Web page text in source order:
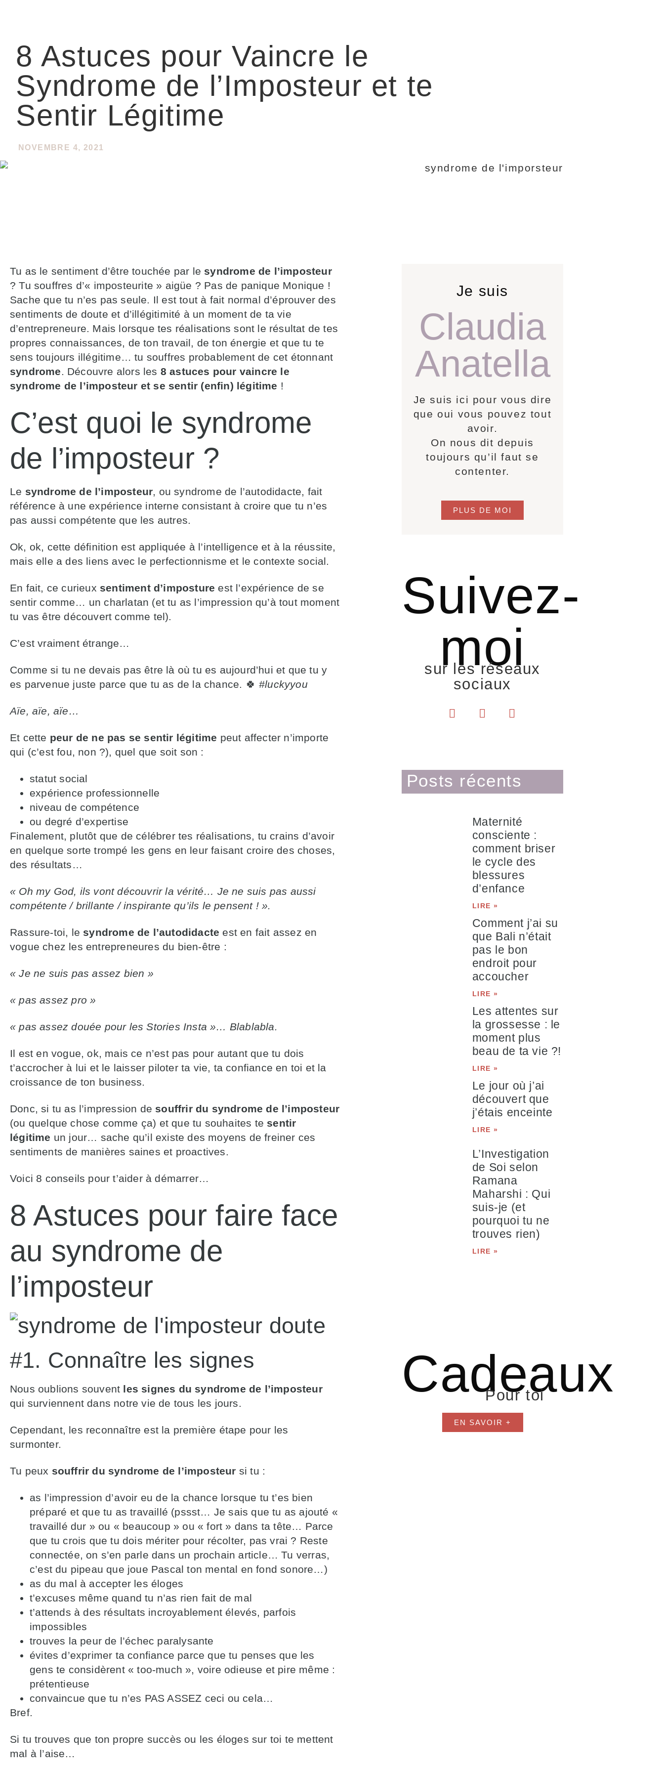
8 Astuces pour Vaincre le
Syndrome de l’Imposteur et te
Sentir Légitime
NOVEMBRE 4, 2021
Tu as le sentiment d’être touchée par le syndrome de l’imposteur
? Tu souffres d’« imposteurite » aigüe ? Pas de panique Monique !
Sache que tu n’es pas seule. Il est tout à fait normal d’éprouver des
sentiments de doute et d’illégitimité à un moment de ta vie
d’entrepreneure. Mais lorsque tes réalisations sont le résultat de tes
propres connaissances, de ton travail, de ton énergie et que tu te
sens toujours illégitime… tu souffres probablement de cet étonnant
syndrome. Découvre alors les 8 astuces pour vaincre le
syndrome de l’imposteur et se sentir (enfin) légitime !
C’est quoi le syndrome
de l’imposteur ?
Le syndrome de l’imposteur, ou syndrome de l’autodidacte, fait
référence à une expérience interne consistant à croire que tu n’es
pas aussi compétente que les autres.
Ok, ok, cette définition est appliquée à l’intelligence et à la réussite,
mais elle a des liens avec le perfectionnisme et le contexte social.
En fait, ce curieux sentiment d’imposture est l’expérience de se
sentir comme… un charlatan (et tu as l’impression qu’à tout moment
tu vas être découvert comme tel).
C’est vraiment étrange…
Comme si tu ne devais pas être là où tu es aujourd’hui et que tu y
es parvenue juste parce que tu as de la chance. 🍀#luckyyou
Aïe, aïe, aïe…
Et cette peur de ne pas se sentir légitime peut affecter n’importe
qui (c’est fou, non ?), quel que soit son :
statut social
expérience professionnelle
niveau de compétence
ou degré d’expertise
Finalement, plutôt que de célébrer tes réalisations, tu crains d’avoir
en quelque sorte trompé les gens en leur faisant croire des choses,
des résultats…
« Oh my God, ils vont découvrir la vérité… Je ne suis pas aussi
compétente / brillante / inspirante qu’ils le pensent ! ».
Rassure-toi, le syndrome de l’autodidacte est en fait assez en
vogue chez les entrepreneures du bien-être :
«Je ne suis pas assez bien »
«pas assez pro »
«pas assez douée pour les Stories Insta »… Blablabla.
Il est en vogue, ok, mais ce n’est pas pour autant que tu dois
t’accrocher à lui et le laisser piloter ta vie, ta confiance en toi et la
croissance de ton business.
Donc, si tu as l’impression de souffrir du syndrome de l’imposteur
(ou quelque chose comme ça) et que tu souhaites te sentir
légitime un jour… sache qu’il existe des moyens de freiner ces
sentiments de manières saines et proactives.
Voici 8 conseils pour t’aider à démarrer…
8 Astuces pour faire face
au syndrome de
l’imposteur
#1. Connaître les signes
Nous oublions souvent les signes du syndrome de l’imposteur
qui surviennent dans notre vie de tous les jours.
Cependant, les reconnaître est la première étape pour les
surmonter.
Tu peux souffrir du syndrome de l’imposteur si tu :
as l’impression d’avoir eu de la chance lorsque tu t’es bien
préparé et que tu as travaillé (pssst… Je sais que tu as ajouté «
travaillé dur » ou « beaucoup » ou « fort » dans ta tête… Parce
que tu crois que tu dois mériter pour récolter, pas vrai ? Reste
connectée, on s’en parle dans un prochain article… Tu verras,
c’est du pipeau que joue Pascal ton mental en fond sonore…)
as du mal à accepter les éloges
t’excuses même quand tu n’as rien fait de mal
t’attends à des résultats incroyablement élevés, parfois
impossibles
trouves la peur de l’échec paralysante
évites d’exprimer ta confiance parce que tu penses que les
gens te considèrent «too-much », voire odieuse et pire même :
prétentieuse
convaincue que tu n’es PAS ASSEZ ceci ou cela…
Bref.
Si tu trouves que ton propre succès ou les éloges sur toi te mettent
mal à l’aise…
Je suis
Claudia
Anatella
Je suis ici pour vous dire
que oui vous pouvez tout
avoir.
On nous dit depuis
toujours qu’il faut se
contenter.
PLUS DE MOI
Suivez-
moi
sur les réseaux
sociaux
Posts récents
Maternité
consciente :
comment briser
le cycle des
blessures
d’enfance
LIRE »
Comment j’ai su
que Bali n’était
pas le bon
endroit pour
accoucher
LIRE »
Les attentes sur
la grossesse : le
moment plus
beau de ta vie ?!
LIRE »
Le jour où j’ai
découvert que
j’étais enceinte
LIRE »
L’Investigation
de Soi selon
Ramana
Maharshi : Qui
suis-je (et
pourquoi tu ne
trouves rien)
LIRE »
Cadeaux
Pour toi
EN SAVOIR +